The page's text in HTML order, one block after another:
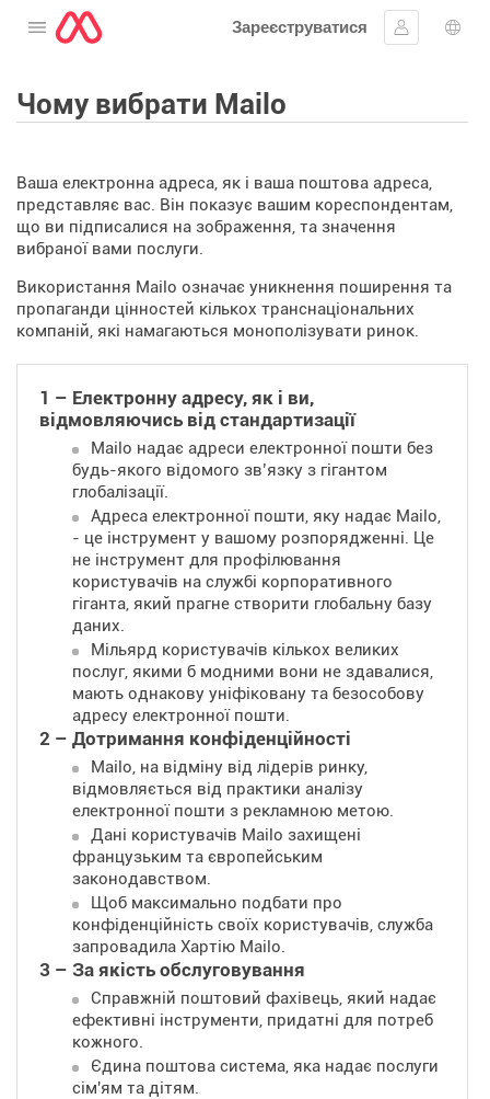
Відкрити меню
Зареєструватися
Увійти
Чому вибрати Mailo
Ваша електронна адреса, як і ваша поштова адреса,
представляє вас. Він показує вашим кореспондентам,
що ви підписалися на зображення, та значення
вибраної вами послуги.
Використання Mailo означає уникнення поширення та
пропаганди цінностей кількох транснаціональних
компаній, які намагаються монополізувати ринок.
1 – Електронну адресу, як і ви,
відмовляючись від стандартизації
Mailo надає адреси електронної пошти без
будь-якого відомого зв’язку з гігантом
глобалізації.
Адреса електронної пошти, яку надає Mailo,
- це інструмент у вашому розпорядженні. Це
не інструмент для профілювання
користувачів на службі корпоративного
гіганта, який прагне створити глобальну базу
даних.
Мільярд користувачів кількох великих
послуг, якими б модними вони не здавалися,
мають однакову уніфіковану та безособову
адресу електронної пошти.
2 – Дотримання конфіденційності
Mailo, на відміну від лідерів ринку,
відмовляється від практики аналізу
електронної пошти з рекламною метою.
Дані користувачів Mailo захищені
французьким та європейським
законодавством.
Щоб максимально подбати про
конфіденційність своїх користувачів, служба
запровадила Хартію Mailo.
3 – За якість обслуговування
Справжній поштовий фахівець, який надає
ефективні інструменти, придатні для потреб
кожного.
Єдина поштова система, яка надає послуги
сім'ям та дітям.